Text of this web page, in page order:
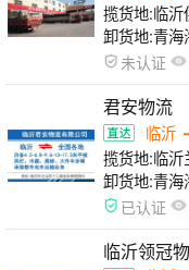
揽货地:临沂
心
卸货地:青海
未认证
君安物流
临沂
揽货地:临沂
流园内
卸货地:青海
已认证
临沂领冠